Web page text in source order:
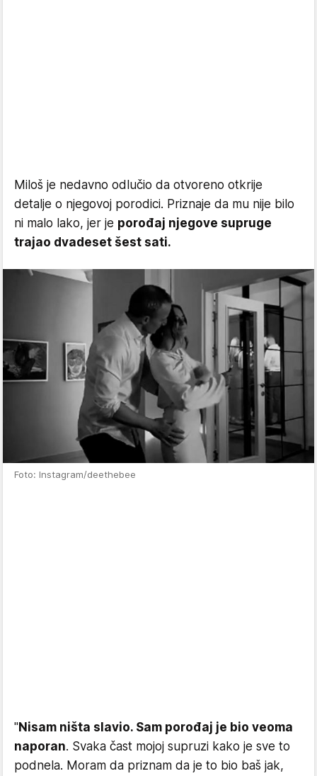
Miloš je nedavno odlučio da otvoreno otkrije
detalje o njegovoj porodici. Priznaje da mu nije bilo
ni malo lako, jer je porođaj njegove supruge
trajao dvadeset šest sati.
Foto: Instagram/deethebee
"Nisam ništa slavio. Sam porođaj je bio veoma
naporan. Svaka čast mojoj supruzi kako je sve to
podnela. Moram da priznam da je to bio baš jak,